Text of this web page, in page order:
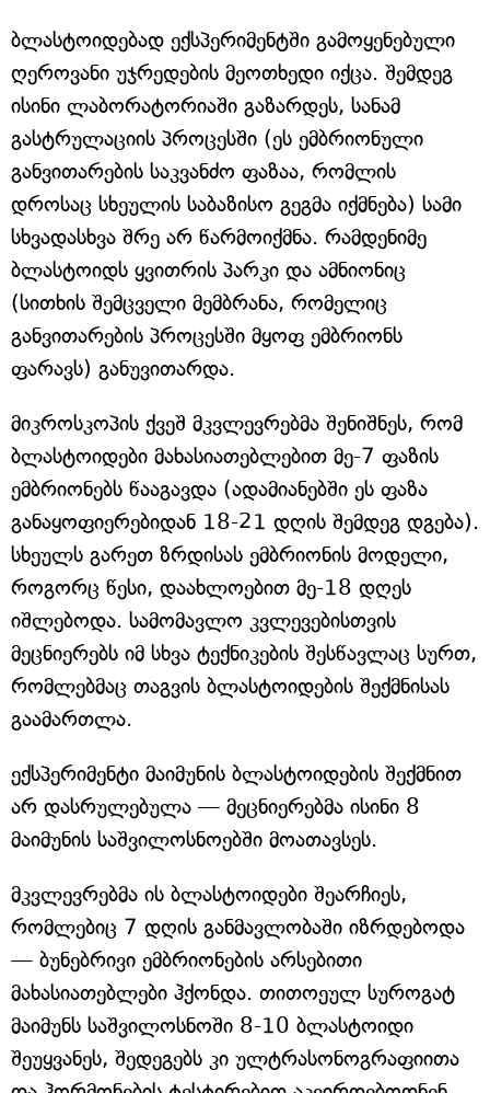
ბლასტოიდებად ექსპერიმენტში გამოყენებული
ღეროვანი უჯრედების მეოთხედი იქცა. შემდეგ
ისინი ლაბორატორიაში გაზარდეს, სანამ
გასტრულაციის პროცესში (ეს ემბრიონული
განვითარების საკვანძო ფაზაა, რომლის
დროსაც სხეულის საბაზისო გეგმა იქმნება) სამი
სხვადასხვა შრე არ წარმოიქმნა. რამდენიმე
ბლასტოიდს ყვითრის პარკი და ამნიონიც
(სითხის შემცველი მემბრანა, რომელიც
განვითარების პროცესში მყოფ ემბრიონს
ფარავს) განუვითარდა.
მიკროსკოპის ქვეშ მკვლევრებმა შენიშნეს, რომ
ბლასტოიდები მახასიათებლებით მე-7 ფაზის
ემბრიონებს წააგავდა (ადამიანებში ეს ფაზა
განაყოფიერებიდან 18-21 დღის შემდეგ დგება).
სხეულს გარეთ ზრდისას ემბრიონის მოდელი,
როგორც წესი, დაახლოებით მე-18 დღეს
იშლებოდა. სამომავლო კვლევებისთვის
მეცნიერებს იმ სხვა ტექნიკების შესწავლაც სურთ,
რომლებმაც თაგვის ბლასტოიდების შექმნისას
გაამართლა.
ექსპერიმენტი მაიმუნის ბლასტოიდების შექმნით
არ დასრულებულა — მეცნიერებმა ისინი 8
მაიმუნის საშვილოსნოებში მოათავსეს.
მკვლევრებმა ის ბლასტოიდები შეარჩიეს,
რომლებიც 7 დღის განმავლობაში იზრდებოდა
— ბუნებრივი ემბრიონების არსებითი
მახასიათებლები ჰქონდა. თითოეულ სუროგატ
მაიმუნს საშვილოსნოში 8-10 ბლასტოიდი
შეუყვანეს, შედეგებს კი ულტრასონოგრაფიითა